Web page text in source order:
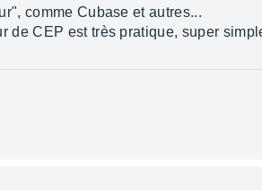
comme Cubase et autres...
de CEP est très pratique, super